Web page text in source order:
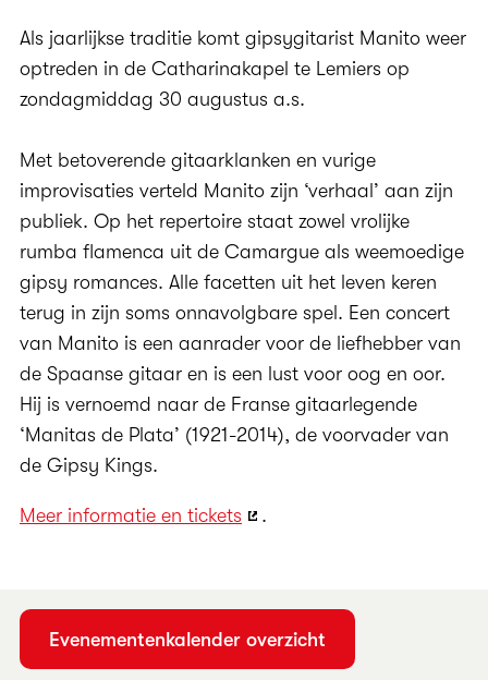
Als jaarlijkse traditie komt gipsygitarist Manito weer
optreden in de Catharinakapel te Lemiers op
zondagmiddag 30 augustus a.s.
Met betoverende gitaarklanken en vurige
improvisaties verteld Manito zijn ‘verhaal’ aan zijn
publiek. Op het repertoire staat zowel vrolijke
rumba flamenca uit de Camargue als weemoedige
gipsy romances. Alle facetten uit het leven keren
terug in zijn soms onnavolgbare spel. Een concert
van Manito is een aanrader voor de liefhebber van
de Spaanse gitaar en is een lust voor oog en oor.
Hij is vernoemd naar de Franse gitaarlegende
‘Manitas de Plata’ (1921-2014), de voorvader van
de Gipsy Kings.
Meer informatie en tickets .
Evenementenkalender overzicht